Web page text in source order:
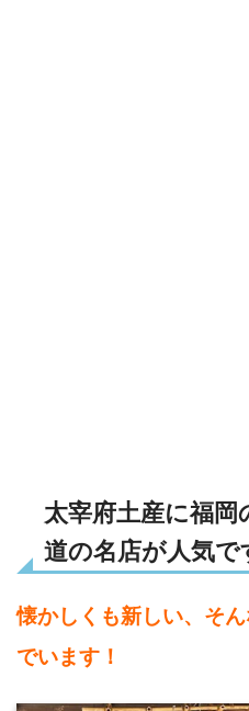
太宰府土産に福岡
道の名店が人気で
懐かしくも新しい、そ
でいます！